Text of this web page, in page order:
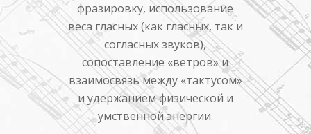
фразировку, использование
веса гласных (как гласных, так и
согласных звуков),
сопоставление «ветров» и
взаимосвязь между «тактусом»
и удержанием физической и
умственной энергии.